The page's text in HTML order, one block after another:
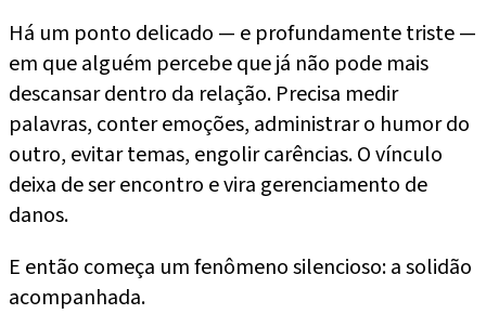
Há um ponto delicado — e profundamente triste —
em que alguém percebe que já não pode mais
descansar dentro da relação. Precisa medir
palavras, conter emoções, administrar o humor do
outro, evitar temas, engolir carências. O vínculo
deixa de ser encontro e vira gerenciamento de
danos.
E então começa um fenômeno silencioso: a solidão
acompanhada.